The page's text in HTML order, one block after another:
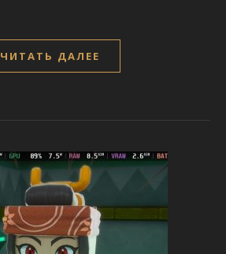
ЧИТАТЬ ДАЛЕЕ